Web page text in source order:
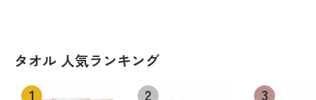
タオル 人気ランキング